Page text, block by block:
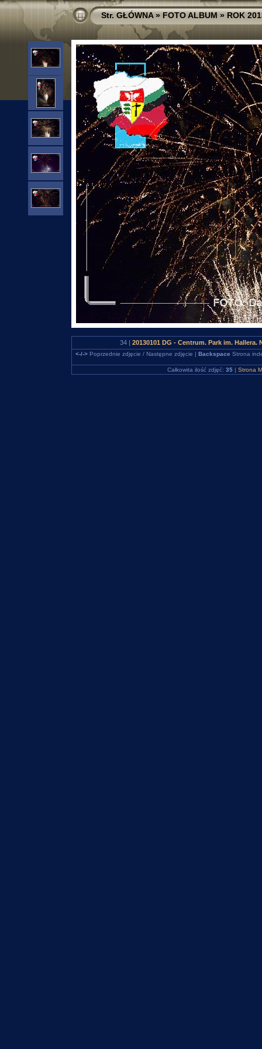
Str. GŁÓWNA»FOTO ALBUM»ROK
34 | 20130101 DG - Centrum. Park im.
<-/->Poprzednie zdjęcie / Następne zdjęcie | Backspace Strona
Całkowita ilość zdjęć: 35 | Strona